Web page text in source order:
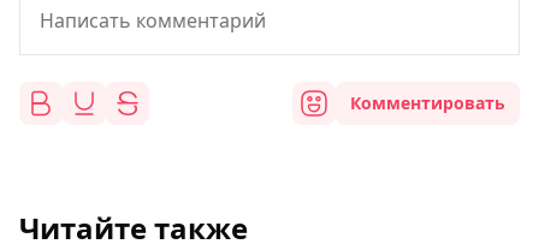
Комментировать
Читайте также